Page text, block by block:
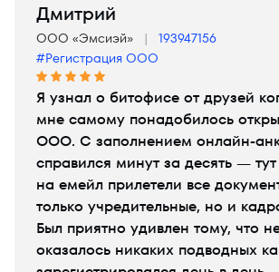
Дмитрий
ООО «Эмсиэй»
193947156
#Регистрация ООО
Я узнал о битофисе от друзей
мне самому понадобилось
ООО. С заполнением онлайн-
справился минут за десять —
на емейл прилетели все
только учредительные, но и
Был приятно удивлен тому, что
оказалось никаких подводных